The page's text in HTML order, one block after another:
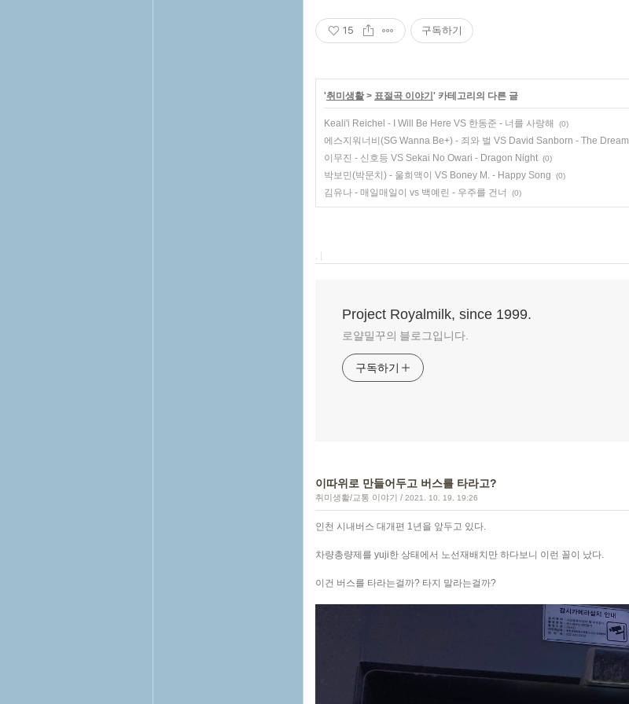
15 구독하기
'취미생활> 표절곡 이야기' 카테고리의 다른 글
Keali'i Reichel - I Will Be Here VS 한동준 - 너를 사랑해 (0)
에스지워너비(SG Wanna Be+) - 죄와 벌 VS David Sanborn - The Dream
이무진 - 신호등 VS Sekai No Owari - Dragon Night (0)
박보민(박문치) - 울희액이 VS Boney M. - Happy Song (0)
김유나 - 매일매일이 vs 백예린 - 우주를 건너 (0)
, |
Project Royalmilk, since 1999.
로얄밀꾸의 블로그입니다.
구독하기
이따위로 만들어두고 버스를 타라고?
취미생활/교통 이야기 / 2021. 10. 19. 19:26
인천 시내버스 대개편 1년을 앞두고 있다.
차량총량제를 yuji한 상태에서 노선재배치만 하다보니 이런 꼴이 났다.
이건 버스를 타라는걸까? 타지 말라는걸까?